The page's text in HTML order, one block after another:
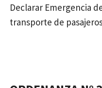
Declarar Emergencia
transporte de